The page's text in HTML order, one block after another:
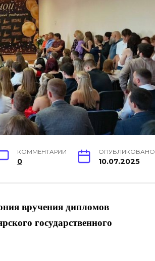
КОММЕНТАРИИ
0
ОПУБЛИКОВАНО
10.07.2025
вручения дипломов
государственного